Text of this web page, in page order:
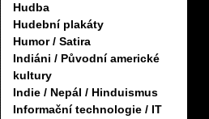
Hudba
Hudební plakáty
Humor / Satira
Indiáni / Původní americké
kultury
Indie / Nepál / Hinduismus
Informační technologie / IT